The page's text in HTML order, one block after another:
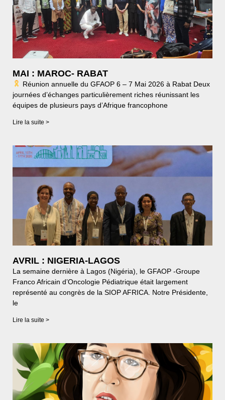
MAI : MAROC- RABAT
Réunion annuelle du GFAOP 6 – 7 Mai 2026 à Rabat Deux
journées d’échanges particulièrement riches réunissant les
équipes de plusieurs pays d’Afrique francophone
Lire la suite >
AVRIL : NIGERIA-LAGOS
La semaine dernière à Lagos (Nigéria), le GFAOP -Groupe
Franco Africain d’Oncologie Pédiatrique était largement
représenté au congrès de la SIOP AFRICA. Notre Présidente,
le
Lire la suite >